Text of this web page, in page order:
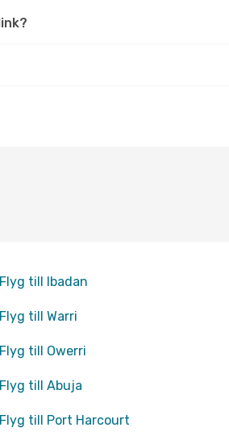
Flyg till Ibadan
Flyg till Warri
Flyg till Owerri
Flyg till Abuja
Flyg till Port Harcourt